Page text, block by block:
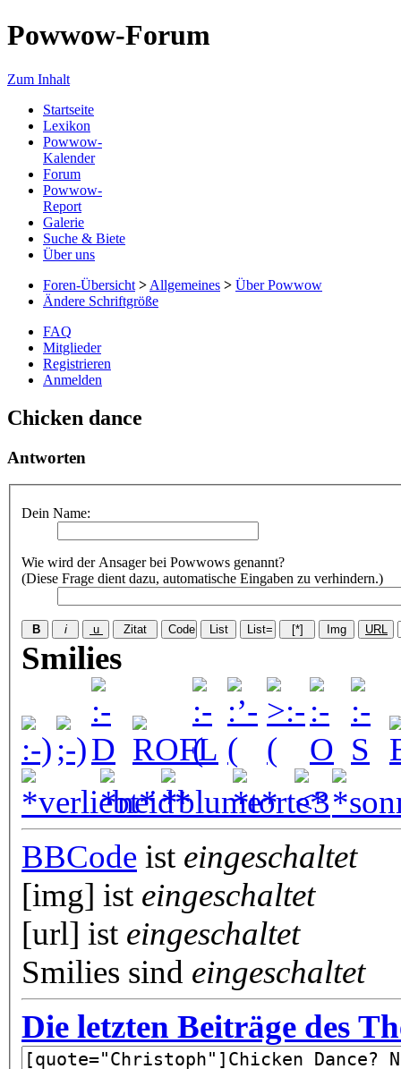
Powwow-Forum
Zum Inhalt
Startseite
Lexikon
Powwow-
Kalender
Forum
Powwow-
Report
Galerie
Suche & Biete
Über uns
Foren-Übersicht > Allgemeines > Über Powwow
Ändere Schriftgröße
FAQ
Mitglieder
Registrieren
Anmelden
Chicken dance
Antworten
Dein Name:
Wie wird der Ansager bei Powwows genannt?
(Diese Frage dient dazu, automatische Eingaben zu verhindern.)
Smilies
BBCode ist eingeschaltet
[img] ist eingeschaltet
[url] ist eingeschaltet
Smilies sind eingeschaltet
Die letzten Beiträge des